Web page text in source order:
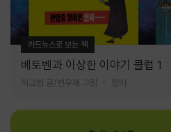
카드뉴스로 보는 책
베토벤과 이상한 이야기 클럽 1
허교범 글/변우재 그림 창비